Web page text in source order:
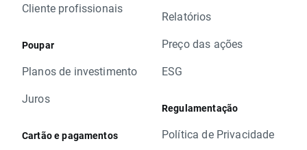
Cliente profissionais
Poupar
Planos de investimento
Juros
Cartão e pagamentos
Relatórios
Preço das ações
ESG
Regulamentação
Política de Privacidade